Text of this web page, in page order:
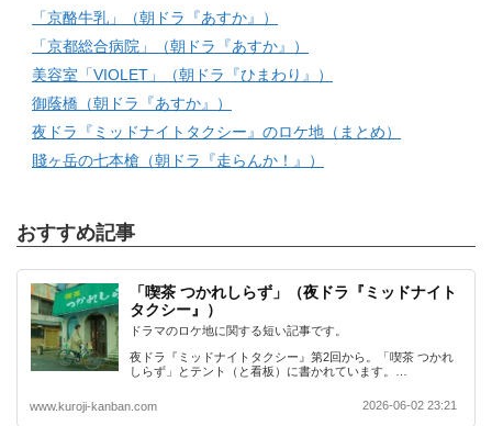
「京酪牛乳」（朝ドラ『あすか』）
「京都総合病院」（朝ドラ『あすか』）
美容室「VIOLET」（朝ドラ『ひまわり』）
御蔭橋（朝ドラ『あすか』）
夜ドラ『ミッドナイトタクシー』のロケ地（まとめ）
賤ヶ岳の七本槍（朝ドラ『走らんか！』）
おすすめ記事
「喫茶 つかれしらず」（夜ドラ『ミッドナイト
タクシー』）
ドラマのロケ地に関する短い記事です。
夜ドラ『ミッドナイトタクシー』第2回から。「喫茶 つかれ
しらず」とテント（と看板）に書かれています。…
www.kuroji-kanban.com 2026-06-02 23:21